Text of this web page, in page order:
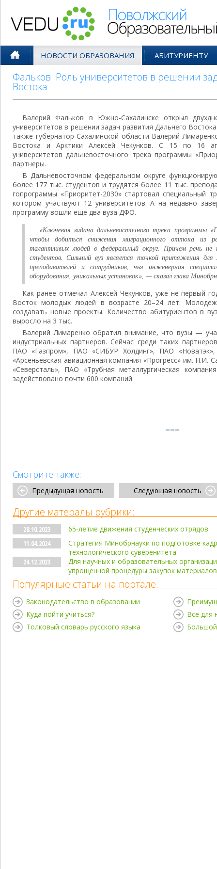
НОВОСТИ ОБРАЗОВАНИЯ АБИТУРИЕНТУ
Фальков: Роль университетов в решении
Востока
Валерий Фальков в Южно-Сахалинске открыл
университетов в решении задач развития Дальнего
также губернатор Сахалинской области Валерий
Востока и Арктики Алексей Чекунков. С 15 по 16
университетов дальневосточного трека программы
партнеры.
В Дальневосточном федеральном округе
более 177 тыс. студентов и трудятся более 11 тыс.
гопрограммы «Приоритет-2030» стартовал специальный
котором участвуют 12 университетов. А на недавно
программу вошли еще два вуза ДФО.
«Ключевая задача дальневосточного трека программы
чтобы добиться снижения миграционного оттока из
талантливых людей в федеральный округ. Причем речь не
студентов. Сильный вуз является точкой притяжения
преподавателей и сотрудников, чья инженерная
оборудования, уникальных установок», — сказал глава
Как ранее отмечал Алексей Чекунков, уже не первый
Восток молодых людей в возрасте 20–24 лет.
создавать новые проекты. Количество абитуриентов в
выросло на 3 тыс.
Валерий Лимаренко обратил внимание, что вузы —
индустриальных партнеров. Сейчас среди таких
ПАО «Газпром», ПАО «СИБУР Холдинг», ПАО
«Арсеньевская авиационная компания «Прогресс» им. Н.И.
«Северсталь», ПАО «Трубная металлургическая
задействовано почти 600 компаний.
Смотрите также:
Предыдущая новость Следующая новость
Другие матералы рубрики:
28.10.2023
65-летие движения студенческих отрядов
11.04.2024
Стратегия Минобрнауки по подготовке
технологического суверенитета
24.12.2023
Для научных и образовательных
упрощенной процедуры закупок
Популярные статьи на портале:
Законодательство в образовании
Куда пойти учиться?
Толковый словарь русского языка
Все для
Большой